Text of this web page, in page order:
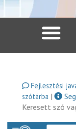
Fejlesztési
szótárba |
Keresett szó